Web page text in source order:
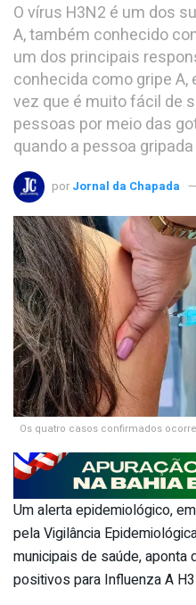
O vírus H3N2 é um dos
A, também conhecido
um dos principais
conhecida como gripe
vez que é muito fácil de
pessoas por meio das
quando a pessoa
por Jornal da Chapada
Os quatro casos confirmados
Um alerta epidemiológico,
pela Vigilância
municipais de saúde,
positivos para Influenza A